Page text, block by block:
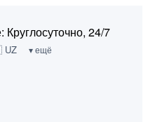
Круглосуточно, 24/7
▾ ещё